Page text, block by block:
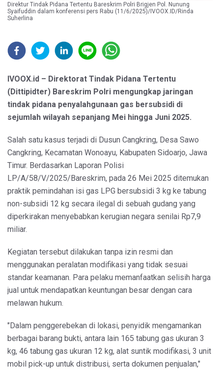
Direktur Tindak Pidana Tertentu Bareskrim Polri Brigjen Pol. Nunung
Syaifuddin dalam konferensi pers Rabu (11/6/2025)/IVOOX.ID/Rinda
Suherlina
IVOOX.id – Direktorat Tindak Pidana Tertentu
(Dittipidter) Bareskrim Polri mengungkap jaringan
tindak pidana penyalahgunaan gas bersubsidi di
sejumlah wilayah sepanjang Mei hingga Juni 2025.
Salah satu kasus terjadi di Dusun Cangkring, Desa Sawo
Cangkring, Kecamatan Wonoayu, Kabupaten Sidoarjo, Jawa
Timur. Berdasarkan Laporan Polisi
LP/A/58/V/2025/Bareskrim, pada 26 Mei 2025 ditemukan
praktik pemindahan isi gas LPG bersubsidi 3 kg ke tabung
non-subsidi 12 kg secara ilegal di sebuah gudang yang
diperkirakan menyebabkan kerugian negara senilai Rp7,9
miliar.
Kegiatan tersebut dilakukan tanpa izin resmi dan
menggunakan peralatan modifikasi yang tidak sesuai
standar keamanan. Para pelaku memanfaatkan selisih harga
jual untuk mendapatkan keuntungan besar dengan cara
melawan hukum.
"Dalam penggerebekan di lokasi, penyidik mengamankan
berbagai barang bukti, antara lain 165 tabung gas ukuran 3
kg, 46 tabung gas ukuran 12 kg, alat suntik modifikasi, 3 unit
mobil pick-up untuk distribusi, serta dokumen penjualan,"